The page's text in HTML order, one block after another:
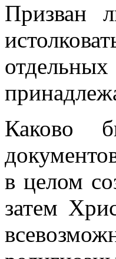
Призван
Каково
в целом
затем